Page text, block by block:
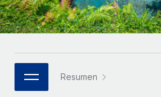
Plataforma
Funciones esenciales de RR.
Conectar
Conecta cualquier herramienta
RR. HH. globales para grandes
ASOCIARSE
Socios tecnológicos
Integra la gestión de los RR. HH.
Listas de verificación y
Biblioteca de descripciones de
Webinarios
日本語
한국어
中文（简体）Resumen